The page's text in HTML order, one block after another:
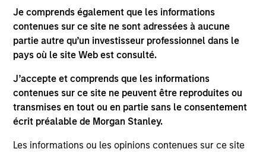
Je comprends également que les informations
contenues sur ce site ne sont adressées à aucune
partie autre qu’un investisseur professionnel dans le
pays où le site Web est consulté.
J’accepte et comprends que les informations
contenues sur ce site ne peuvent être reproduites ou
transmises en tout ou en partie sans le consentement
écrit préalable de Morgan Stanley.
Les informations ou les opinions contenues sur ce site